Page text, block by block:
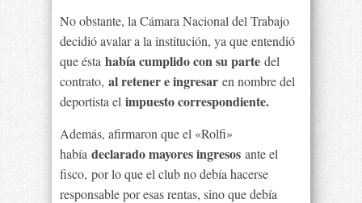
No obstante, la Cámara Nacional del Trabajo
decidió avalar a la institución, ya que entendió
que ésta había cumplido con su parte del
contrato, al retener e ingresar en nombre del
deportista el impuesto correspondiente.
Además, afirmaron que el «Rolfi»
había declarado mayores ingresos ante el
fisco, por lo que el club no debía hacerse
responsable por esas rentas, sino que debía